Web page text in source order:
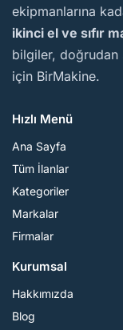
ekipmanlarına
ikinci el ve sıfır
bilgiler, doğrudan
için BirMakine.
Hızlı Menü
Ana Sayfa
Tüm İlanlar
Kategoriler
Markalar
Firmalar
Kurumsal
Hakkımızda
Blog